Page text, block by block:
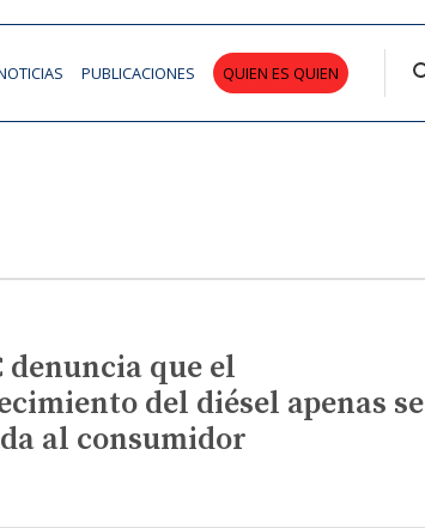
PUBLICACIONES QUIEN ES QUIEN
denuncia que el
del diésel apenas se
al consumidor